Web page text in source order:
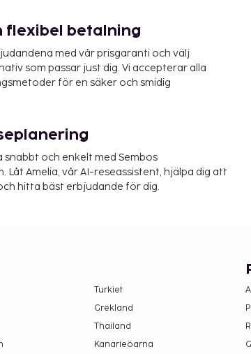
flexibel betalning
med vår prisgaranti och välj
som passar just dig. Vi accepterar alla
för en säker och smidig
snabbt och enkelt med Sembos
Låt Amelia, vår AI-reseassistent, hjälpa dig att
hitta bäst erbjudande för dig.
Turkiet
Grekland
Thailand
Kanarieöarna